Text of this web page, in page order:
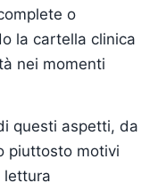
o
la cartella clinica
nei momenti
questi aspetti, da
piuttosto motivi
lettura